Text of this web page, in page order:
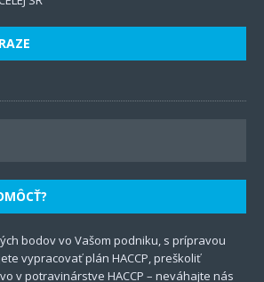
bodov vo Vašom podniku, s prípravou
vypracovať plán HACCP, preškoliť
v potravinárstve HACCP – neváhajte nás